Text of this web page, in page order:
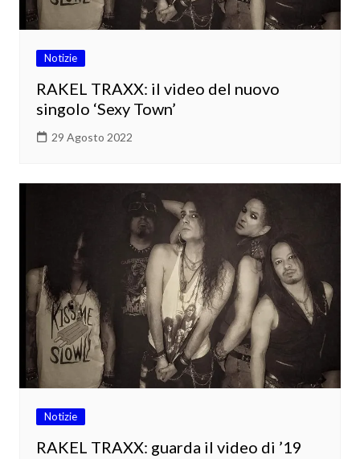
Notizie
RAKEL TRAXX: il video del nuovo
singolo ‘Sexy Town’
29 Agosto 2022
Notizie
RAKEL TRAXX: guarda il video di ’19